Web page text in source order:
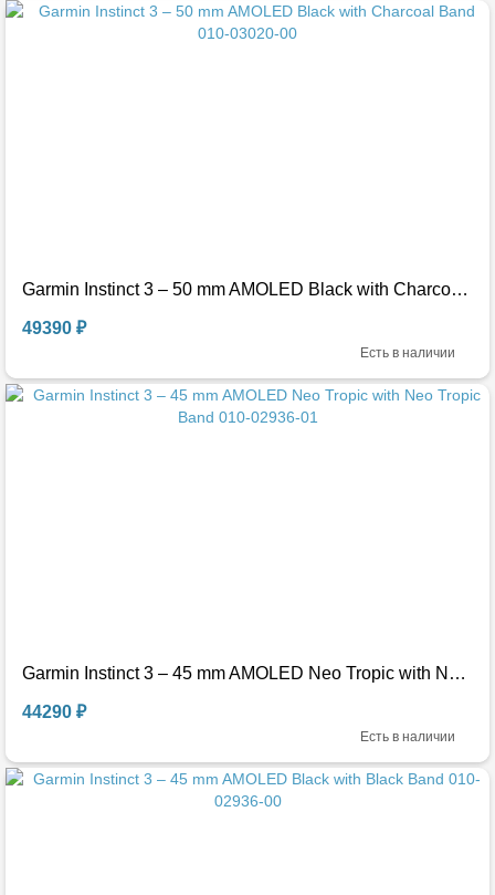
Garmin Instinct 3 – 50 mm AMOLED Black with Charcoal Band 010-03020-00
Есть в наличии
49390 ₽
Garmin Instinct 3 – 45 mm AMOLED Neo Tropic with Neo Tropic Band 010-02936-01
Есть в наличии
44290 ₽